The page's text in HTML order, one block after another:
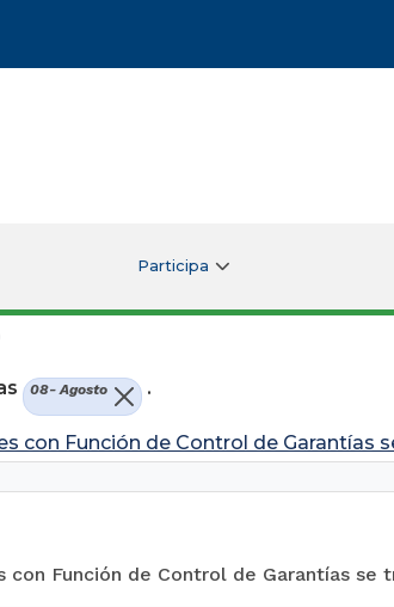
Participa
08- Agosto .
con Función de Control de Garantías
Función de Control de Garantías se